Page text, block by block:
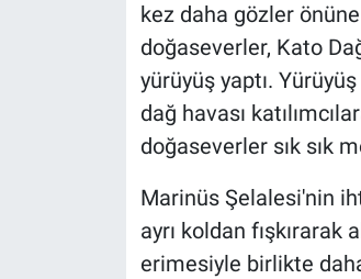
kez daha gözler
doğaseverler, Kato
yürüyüş yaptı.
dağ havası
doğaseverler sık sık
Marinüs Şelalesi'nin
ayrı koldan fışkırarak
erimesiyle birlikte